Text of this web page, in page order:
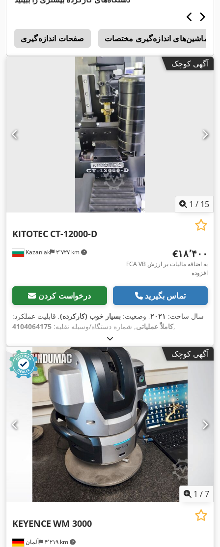
صفحات اندازه‌گیری ماشین‌های اندازه‌گیری مختصات
آگهی کوچک
1 / 15
Kazanlak ۲٬۷۲۷ km
KITOTEC CT-12000-D
‎€۱۸٬۴۰۰
FCA VB به اضافه مالیات بر ارزش
افزوده
درخواست کردن تماس بگیرید
سال ساخت: ۲۰۲۱, وضعیت: بسیار خوب (کارکرده), قابلیت عملکرد:
کاملاً عملیاتی, شماره دستگاه/وسیله نقلیه: 4104064175 ,
آگهی کوچک
1 /7
آلمان ۴٬۲۱۹ km
KEYENCE WM 3000